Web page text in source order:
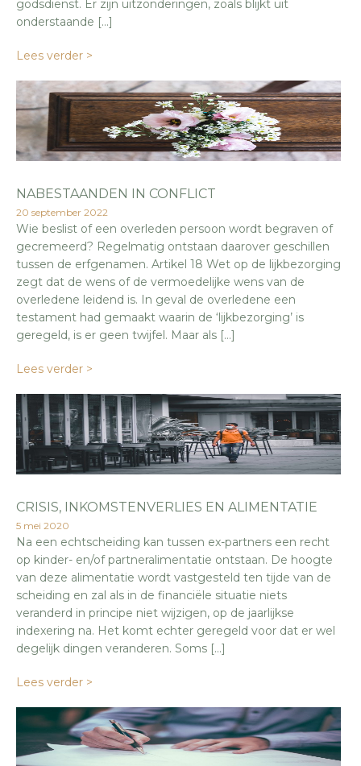
godsdienst. Er zijn uitzonderingen, zoals blijkt uit
onderstaande […]
Lees verder >
NABESTAANDEN IN CONFLICT
20 september 2022
Wie beslist of een overleden persoon wordt begraven of
gecremeerd? Regelmatig ontstaan daarover geschillen
tussen de erfgenamen. Artikel 18 Wet op de lijkbezorging
zegt dat de wens of de vermoedelijke wens van de
overledene leidend is. In geval de overledene een
testament had gemaakt waarin de ‘lijkbezorging’ is
geregeld, is er geen twijfel. Maar als […]
Lees verder >
CRISIS, INKOMSTENVERLIES EN ALIMENTATIE
5 mei 2020
Na een echtscheiding kan tussen ex-partners een recht
op kinder- en/of partneralimentatie ontstaan. De hoogte
van deze alimentatie wordt vastgesteld ten tijde van de
scheiding en zal als in de financiële situatie niets
veranderd in principe niet wijzigen, op de jaarlijkse
indexering na. Het komt echter geregeld voor dat er wel
degelijk dingen veranderen. Soms […]
Lees verder >